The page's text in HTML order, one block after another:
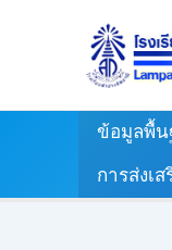
ข้อมูลพื้น
การส่งเ
Navigation